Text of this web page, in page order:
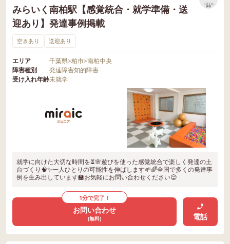
みらいく南柏駅【感覚統合・就学準備・送
迎あり】発達事例掲載
リストに
保存
空きあり 送迎あり
エリア 千葉県>柏市>南柏中央
障害種別
発達障害知的障害
受け入れ年齢未就学
就学に向けた大切な時間を⏳🌸遊びを使った感覚統合で楽しく発達の土
台づくり🧠✨一人ひとりの可能性を伸ばします🌱🌈全国で多くの発達事
例を生み出しています🏫お気軽にお問い合わせください😊
1分で完了！
お問い合わせ
(無料) 電話